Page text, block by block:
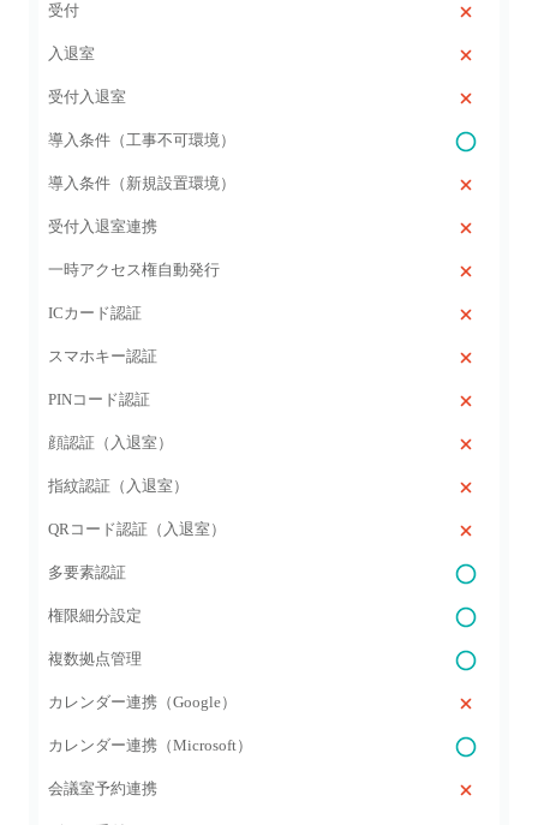
受付
入退室
受付入退室
導入条件（工事不可環境）
導入条件（新規設置環境）
受付入退室連携
一時アクセス権自動発行
ICカード認証
スマホキー認証
PINコード認証
顔認証（入退室）
指紋認証（入退室）
QRコード認証（入退室）
多要素認証
権限細分設定
複数拠点管理
カレンダー連携（Google）
カレンダー連携（Microsoft）
会議室予約連携